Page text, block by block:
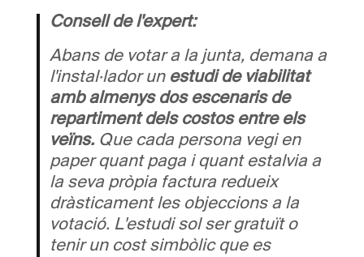
Consell de l'expert:
Abans de votar a la junta, demana a
l'instal·lador un estudi de viabilitat
amb almenys dos escenaris de
repartiment dels costos entre els
veïns.Que cada persona vegi en
paper quant paga i quant estalvia a
la seva pròpia factura redueix
dràsticament les objeccions a la
votació. L'estudi sol ser gratuït o
tenir un cost simbòlic que es